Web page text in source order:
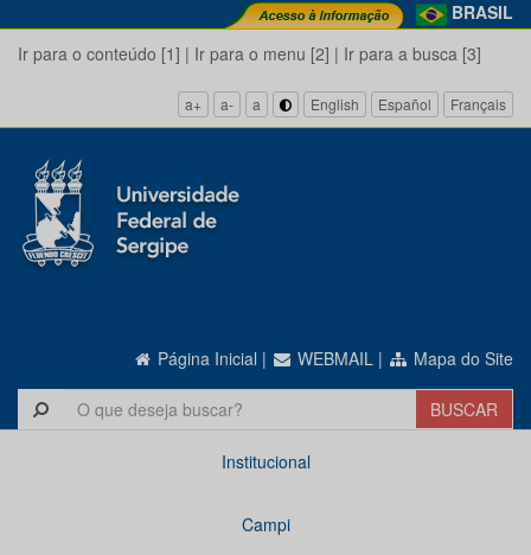
BRASIL
Ir para o conteúdo [1] | Ir para o menu [2] | Ir para a busca [3]
a+ a- a English Español Français
Página Inicial | WEBMAIL | Mapa do Site
Institucional
Campi